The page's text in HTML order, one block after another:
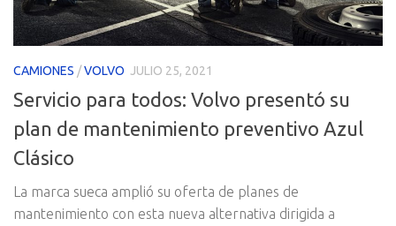
CAMIONES /VOLVO JULIO 25, 2021
Servicio para todos: Volvo presentó su
plan de mantenimiento preventivo Azul
Clásico
La marca sueca amplió su oferta de planes de
mantenimiento con esta nueva alternativa dirigida a